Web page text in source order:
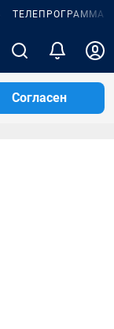
ТЕЛЕПРОГРАММА
Согласен